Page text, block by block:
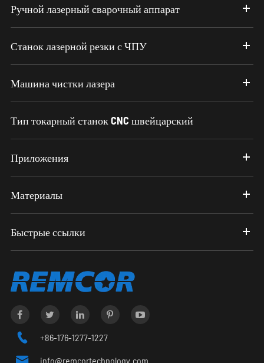
Ручной лазерный сварочный аппарат
Станок лазерной резки с ЧПУ
Машина чистки лазера
Тип токарный станок CNC швейцарский
Приложения
Материалы
Быстрые ссылки
 +86-176-1277-1227
info@remcortechnology.com